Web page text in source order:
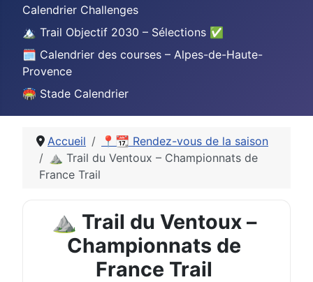
Calendrier Challenges
🏔️ Trail Objectif 2030 – Sélections ✅
🗓️ Calendrier des courses – Alpes-de-Haute-
Provence
🏟️ Stade Calendrier
Accueil
📍📆 Rendez-vous de la saison
⛰️ Trail du Ventoux – Championnats de
France Trail
⛰️ Trail du Ventoux –
Championnats de
France Trail